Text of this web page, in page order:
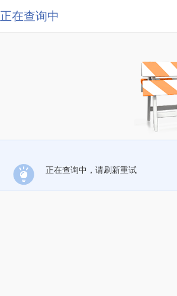
正在查询中
正在查询中，请刷新重试